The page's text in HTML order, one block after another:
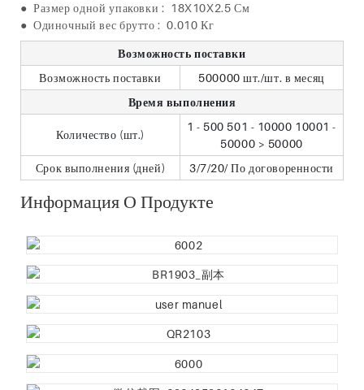
● Размер одной упаковки: 18X10X2.5 См
● Одиночный вес брутто: 0.010 Кг
Возможность поставки
Возможность поставки
500000 шт./шт. в месяц
Время выполнения
Количество (шт.)
1 - 500 501 - 10000 10001 -
50000 > 50000
Срок выполнения (дней)
3/7/20/ По договоренности
Информация О Продукте